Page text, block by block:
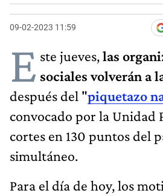
09-02-2023 11:59
E ste jueves,las
sociales volverán a
después del "piquetazo
convocado por la Unidad
cortes en 130 puntos del
simultáneo.
Para el día de hoy, los